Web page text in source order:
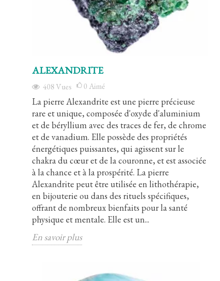
ALEXANDRITE
408Vues 0Aimé
La pierre Alexandrite est une pierre précieuse
rare et unique, composée d'oxyde d'aluminium
et de béryllium avec des traces de fer, de chrome
et de vanadium. Elle possède des propriétés
énergétiques puissantes, qui agissent sur le
chakra du cœur et de la couronne, et est associée
à la chance et à la prospérité. La pierre
Alexandrite peut être utilisée en lithothérapie,
en bijouterie ou dans des rituels spécifiques,
offrant de nombreux bienfaits pour la santé
physique et mentale. Elle est un...
En savoir plus